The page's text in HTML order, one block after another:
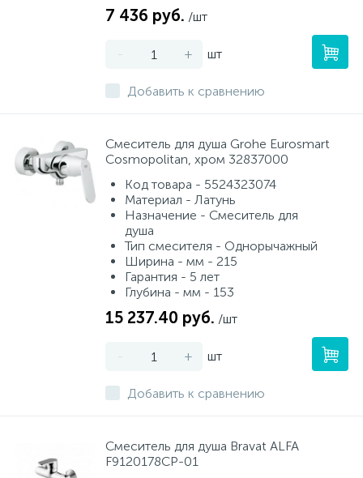
7 436 руб. /шт
- + шт
Добавить к сравнению
Смеситель для душа Grohe Eurosmart
Cosmopolitan, хром 32837000
Код товара - 5524323074
Материал - Латунь
Назначение - Смеситель для
душа
Тип смесителя - Однорычажный
Ширина - мм - 215
Гарантия - 5 лет
Глубина - мм - 153
15 237.40 руб. /шт
- + шт
Добавить к сравнению
Смеситель для душа Bravat ALFA
F9120178CP-01